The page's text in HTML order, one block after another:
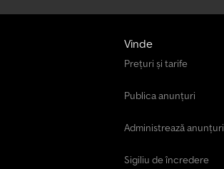
Vinde
Prețuri și tarife
Publica anunțuri
Administrează anunțuri
Sigiliu de încredere